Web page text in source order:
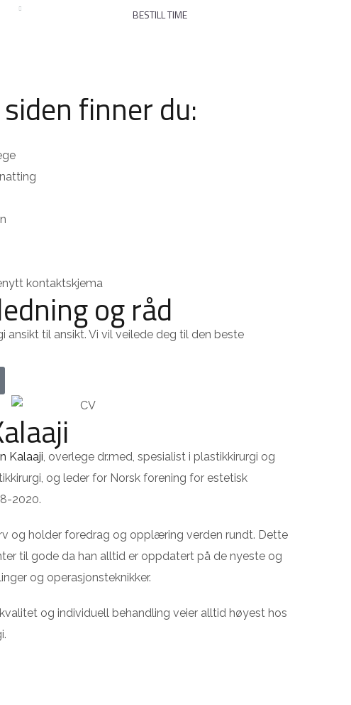
BESTILL TIME
finner du:
kontaktskjema
og råd
ansikt til ansikt. Vi vil veilede deg til den beste
Kalaaji, overlege dr.med, spesialist i plastikkirurgi og
og leder for Norsk forening for estetisk
2020.
og holder foredrag og opplæring verden rundt. Dette
til gode da han alltid er oppdatert på de nyeste og
og operasjonsteknikker.
og individuell behandling veier alltid høyest hos